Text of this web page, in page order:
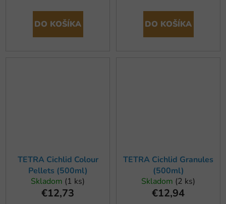
DO KOŠÍKA DO KOŠÍKA
TETRA Cichlid Colour
Pellets (500ml)
Skladom (1 ks)
€12,73
TETRA Cichlid Granules
(500ml)
Skladom (2 ks)
€12,94